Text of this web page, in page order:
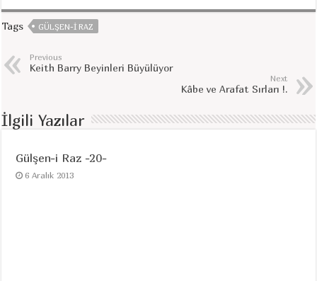
Tags GÜLŞEN-I RAZ
Previous
Keith Barry Beyinleri Büyülüyor
Next
Kâbe ve Arafat Sırları !.
İlgili Yazılar
Gülşen-i Raz -20-
6 Aralık 2013